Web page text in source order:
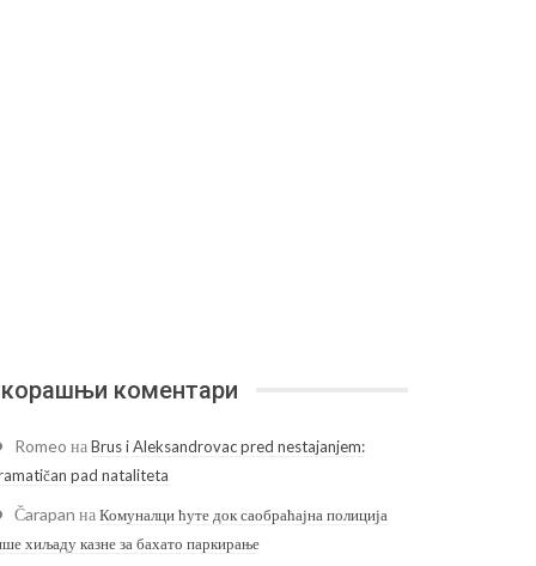
коментари
Romeo наBrus i Aleksandrovac pred nestajanjem:
pad nataliteta
Čarapan наКомуналци ћуте док саобраћајна полиција
хиљаду казне за бахато паркирање